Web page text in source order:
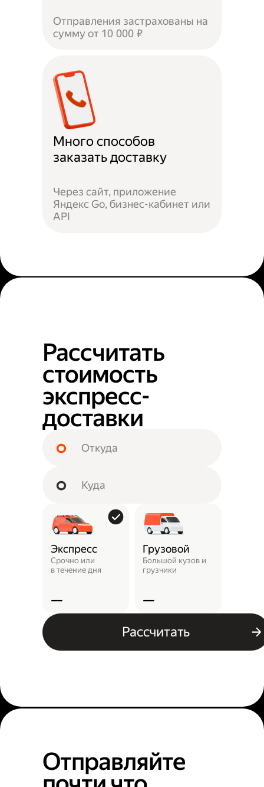
Отправления застрахованы на
сумму от 10 000 ₽
Много способов
заказать доставку
Через сайт, приложение
Яндекс Go, бизнес-кабинет или
API
Рассчитать
стоимость
экспресс-
доставки
Экспресс
Срочно или
в течение дня
—
Грузовой
Большой кузов и
грузчики
—
Рассчитать
Отправляйте